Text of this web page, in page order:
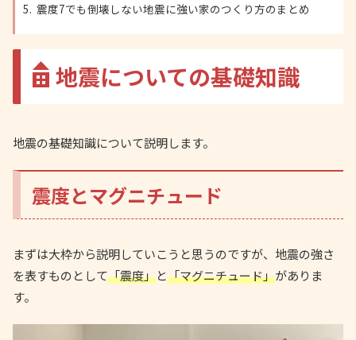
震度7でも倒壊しない地震に強い家のつくり方のまとめ
地震についての基礎知識
地震の基礎知識について説明します。
震度とマグニチュード
まずは大枠から説明していこうと思うのですが、地震の強さ
を表すものとして「震度」と「マグニチュード」がありま
す。